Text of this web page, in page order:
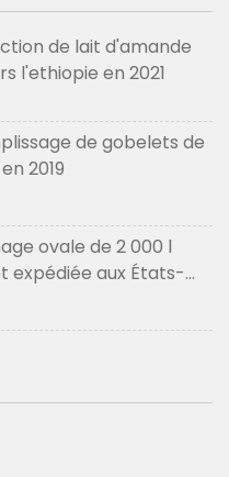
de lait d'amande
l'ethiopie en 2021
de gobelets de
2019
ovale de 2 000 l
expédiée aux États-